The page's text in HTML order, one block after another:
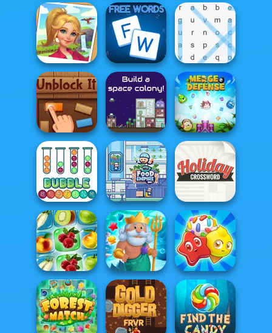
Viking Escape Pizza Party
Emoji Bubble
Shooter
Tropical Merge Free Words Word Search
Unblock It The Final Earth 2
Bubble Sorting
Idle Food Empire
Inc.
Holiday
Crossword
Fruit Connect 2 Fish Story Candy Riddles